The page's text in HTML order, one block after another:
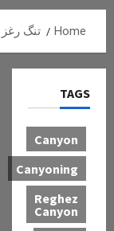
Home تنگ رغز
TAGS
Canyon
Canyoning
Reghez
Canyon